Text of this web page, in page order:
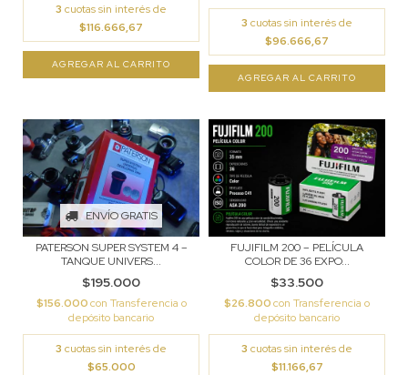
3 cuotas sin interés de
$116.666,67
3 cuotas sin interés de
$96.666,67
ENVÍO GRATIS
PATERSON SUPER SYSTEM 4 –
TANQUE UNIVERS...
$195.000
$156.000con Transferencia o
depósito bancario
3 cuotas sin interés de
$65.000
FUJIFILM 200 – PELÍCULA
COLOR DE 36 EXPO...
$33.500
$26.800con Transferencia o
depósito bancario
3 cuotas sin interés de
$11.166,67